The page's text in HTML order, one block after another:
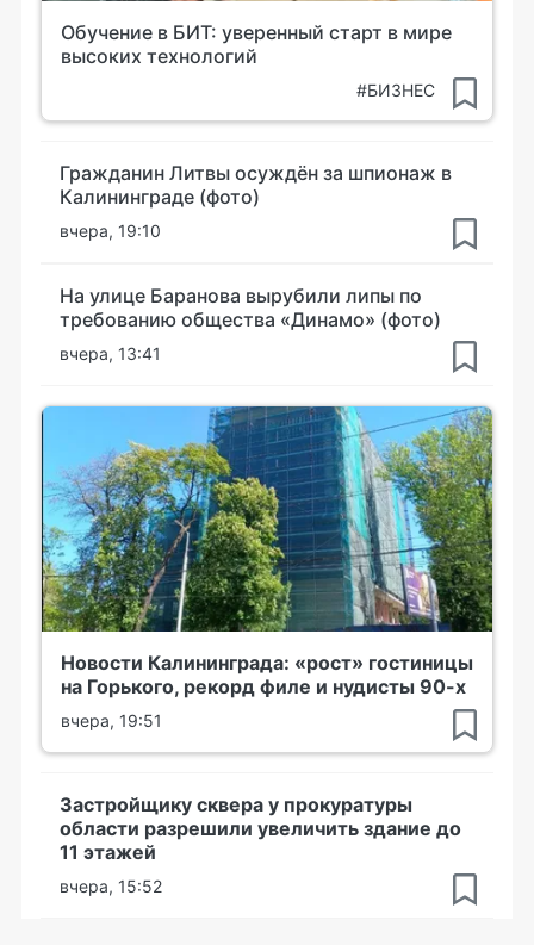
Обучение в БИТ: уверенный старт в мире
высоких технологий
#БИЗНЕС
Гражданин Литвы осуждён за шпионаж в
Калининграде (фото)
вчера, 19:10
На улице Баранова вырубили липы по
требованию общества «Динамо» (фото)
вчера, 13:41
Новости Калининграда: «рост» гостиницы
на Горького, рекорд филе и нудисты 90-х
вчера, 19:51
Застройщику сквера у прокуратуры
области разрешили увеличить здание до
11 этажей
вчера, 15:52